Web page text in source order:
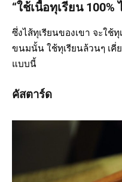
“ใช้เนื้อทุเรียน
ซึ่งไส้ทุเรียนของเขา จะใช้
ขนมนั้น ใช้ทุเรียนล้วนๆ เคี่
แบบนี้
คัสตาร์ด